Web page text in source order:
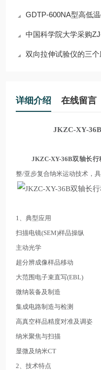
GDTP-600NA型⾼低
中国科学院大学采购ZJ-4型
双向拉伸试验仪的三
详细介绍 在线留言
JKZC-XY-
JKZC-XY-36B双轴长行
整/亚步复合纳米运动技术，
1、典型应用
扫描电镜(SEM)样品操纵
主动光学
超分辨成像样品移动
大范围电子束直写(EBL)
微纳装备及制造
集成电路制造与检测
高真空样品精度对准及调姿
纳米聚焦与扫描
显微及纳米CT
2、技术特点